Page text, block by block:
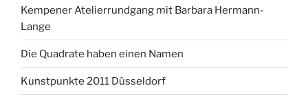
Kempener Atelierrundgang mit Barbara Hermann-
Lange
Die Quadrate haben einen Namen
Kunstpunkte 2011 Düsseldorf